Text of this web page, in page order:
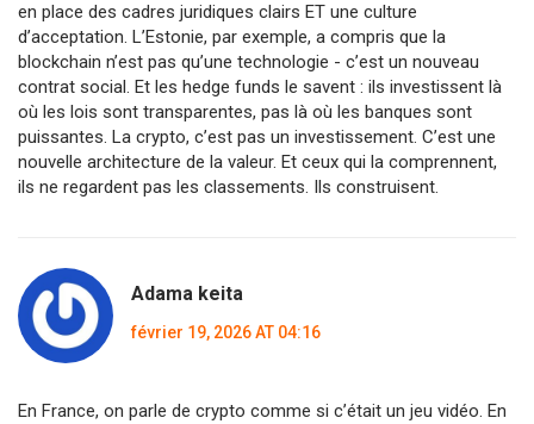
en place des cadres juridiques clairs ET une culture
d’acceptation. L’Estonie, par exemple, a compris que la
blockchain n’est pas qu’une technologie - c’est un nouveau
contrat social. Et les hedge funds le savent : ils investissent là
où les lois sont transparentes, pas là où les banques sont
puissantes. La crypto, c’est pas un investissement. C’est une
nouvelle architecture de la valeur. Et ceux qui la comprennent,
ils ne regardent pas les classements. Ils construisent.
Adama keita
février 19, 2026 AT 04:16
En France, on parle de crypto comme si c’était un jeu vidéo. En